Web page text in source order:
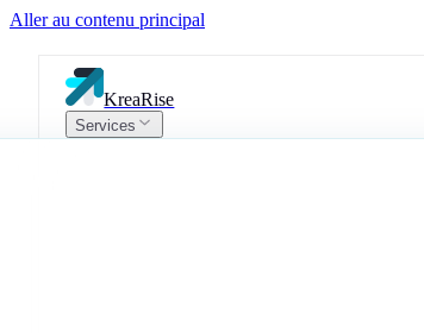
Aller au contenu principal
KreaRise
Services